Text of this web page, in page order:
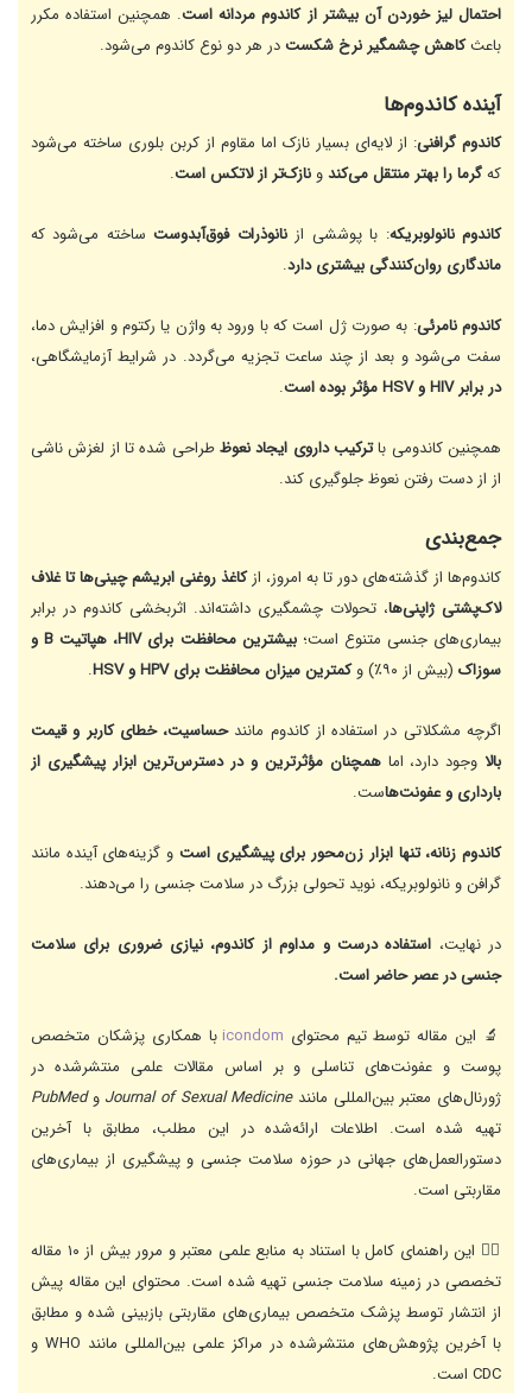
احتمال لیز خوردن آن بیشتر از کاندوم مردانه است. همچنین استفاده مکرر
باعثکاهش چشمگیر نرخ شکستدر هر دو نوع کاندوم می‌شود.
آینده کاندوم‌ها
کاندوم گرافنی: از لایه‌ای بسیار نازک اما مقاوم از کربن بلوری ساخته می‌شود
کهگرما را بهتر منتقل می‌کندو نازک‌تر از لاتکس است.
کاندوم نانولوبریکه: با پوششی ازنانوذرات فوق‌آبدوستساخته می‌شود که
ماندگاری روان‌کنندگی بیشتری دارد.
کاندوم نامرئی: به صورت ژل است که با ورود به واژن یا رکتوم و افزایش دما،
سفت می‌شود و بعد از چند ساعت تجزیه می‌گردد. در شرایط آزمایشگاهی،
در برابر HIV و HSV مؤثر بوده است
.
همچنین کاندومی باترکیب داروی ایجاد نعوظطراحی شده تا از لغزش ناشی
از از دست رفتن نعوظ جلوگیری کند.
جمع‌بندی
کاندوم‌ها از گذشته‌های دور تا به امروز، ازکاغذ روغنی ابریشم چینی‌ها تا غلاف
لاک‌پشتی ژاپنی‌ها، تحولات چشمگیری داشته‌اند. اثربخشی کاندوم در برابر
بیماری‌های جنسی متنوع است؛
بیشترین محافظت برای HIV، هپاتیت B و
سوزاک (بیش از ۹۰٪) و کمترین میزان محافظت برای HPV و HSV .
اگرچه مشکلاتی در استفاده از کاندوم مانندحساسیت، خطای کاربر و قیمت
بالاوجود دارد، اماهمچنان مؤثرترین و در دسترس‌ترین ابزار پیشگیری از
بارداری و عفونت‌هاست.
کاندوم زنانه، تنها ابزار زن‌محور برای پیشگیری است و گزینه‌های آینده مانند
گرافن و نانولوبریکه، نوید تحولی بزرگ در سلامت جنسی را می‌دهند.
در نهایت، استفاده درست و مداوم از کاندوم، نیازی ضروری برای سلامت
جنسی در عصر حاضر است.
🔬 این مقاله توسط تیم محتوای icondom با همکاری پزشکان متخصص
پوست و عفونت‌های تناسلی و بر اساس مقالات علمی منتشرشده در
ژورنال‌های معتبر بین‌المللی مانندJournal of Sexual Medicine وPubMed
تهیه شده است. اطلاعات ارائه‌شده در این مطلب، مطابق با آخرین
دستورالعمل‌های جهانی در حوزه سلامت جنسی و پیشگیری از بیماری‌های
مقاربتی است.
👨‍⚕️ این راهنمای کامل با استناد به منابع علمی معتبر و مرور بیش از ۱۰ مقاله
تخصصی در زمینه سلامت جنسی تهیه شده است. محتوای این مقاله پیش
از انتشار توسط پزشک متخصص بیماری‌های مقاربتی بازبینی شده و مطابق
با آخرین پژوهش‌های منتشرشده در مراکز علمی بین‌المللی مانند WHO و
CDC است.